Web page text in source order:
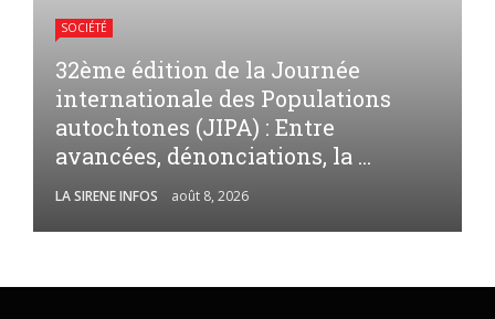
SOCIÉTÉ
32ème édition de la Journée
internationale des Populations
autochtones (JIPA) : Entre
avancées, dénonciations, la ...
LA SIRENE INFOS août 8, 2026